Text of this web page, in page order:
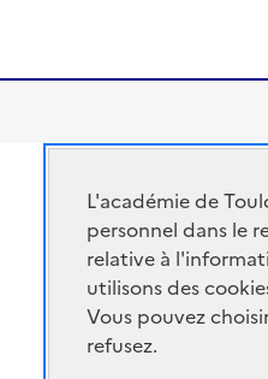
ACADÉMIE DE
TOULOUSE
L'académie de
personnel dans le
relative à
utilisons des
Vous pouvez
refusez.